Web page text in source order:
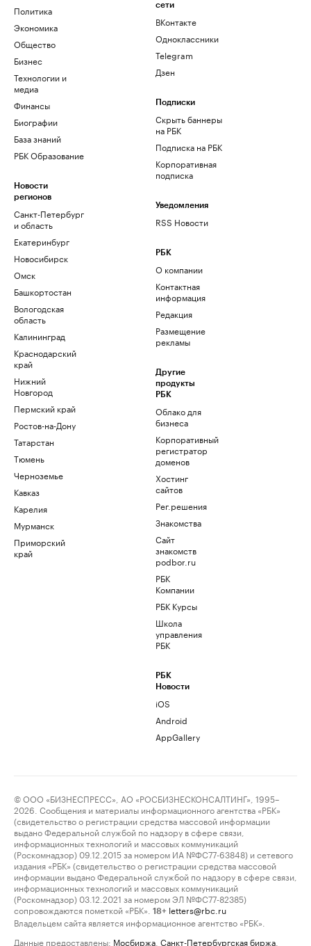
Политика
Экономика
Общество
Бизнес
Технологии и
медиа
Финансы
Биографии
База знаний
РБК Образование
Новости
регионов
Санкт-Петербург
и область
Екатеринбург
Новосибирск
Омск
Башкортостан
Вологодская
область
Калининград
Краснодарский
край
Нижний
Новгород
Пермский край
Ростов-на-Дону
Татарстан
Тюмень
Черноземье
Кавказ
Карелия
Мурманск
Приморский
край
сети
ВКонтакте
Одноклассники
Telegram
Дзен
Подписки
Скрыть баннеры
на РБК
Подписка на РБК
Корпоративная
подписка
Уведомления
RSS Новости
РБК
О компании
Контактная
информация
Редакция
Размещение
рекламы
Другие
продукты
РБК
Облако для
бизнеса
Корпоративный
регистратор
доменов
Хостинг
сайтов
Рег.решения
Знакомства
Сайт
знакомств
podbor.ru
РБК
Компании
РБК Курсы
Школа
управления
РБК
РБК
Новости
iOS
Android
AppGallery
© ООО «БИЗНЕСПРЕСС», АО «РОСБИЗНЕСКОНСАЛТИНГ», 1995–
2026. Сообщения и материалы информационного агентства «РБК»
(свидетельство о регистрации средства массовой информации
выдано Федеральной службой по надзору в сфере связи,
информационных технологий и массовых коммуникаций
(Роскомнадзор) 09.12.2015 за номером ИА №ФС77-63848) и сетевого
издания «РБК» (свидетельство о регистрации средства массовой
информации выдано Федеральной службой по надзору в сфере связи,
информационных технологий и массовых коммуникаций
(Роскомнадзор) 03.12.2021 за номером ЭЛ №ФС77-82385)
сопровождаются пометкой «РБК».
18+ letters@rbc.ru
Владельцем сайта является информационное агентство «РБК».
Данные предоставлены: Мосбиржа Санкт-Петербургская биржа